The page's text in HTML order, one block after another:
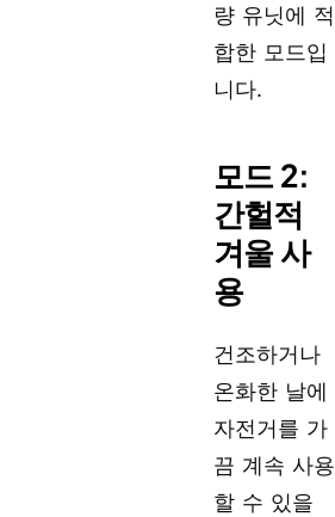
량 유닛에 적
합한 모드입
니다.
모드 2:
간헐적
겨울 사
용
건조하거나
온화한 날에
자전거를 가
끔 계속 사용
할 수 있을